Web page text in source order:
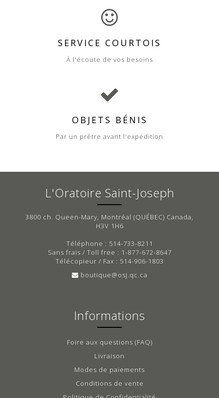
SERVICE COURTOIS
À l'écoute de vos besoins
OBJETS BÉNIS
Par un prêtre avant l'expédition
L'Oratoire Saint-Joseph
3800 ch. Queen-Mary, Montréal (QUÉBEC) Canada,
H3V 1H6
Téléphone : 514-733-8211
Sans frais / Toll free : 1-877-672-8647
Télécopieur / Fax : 514-906-1803
boutique@osj.qc.ca
Informations
Foire aux questions (FAQ)
Livraison
Modes de paiements
Conditions de vente